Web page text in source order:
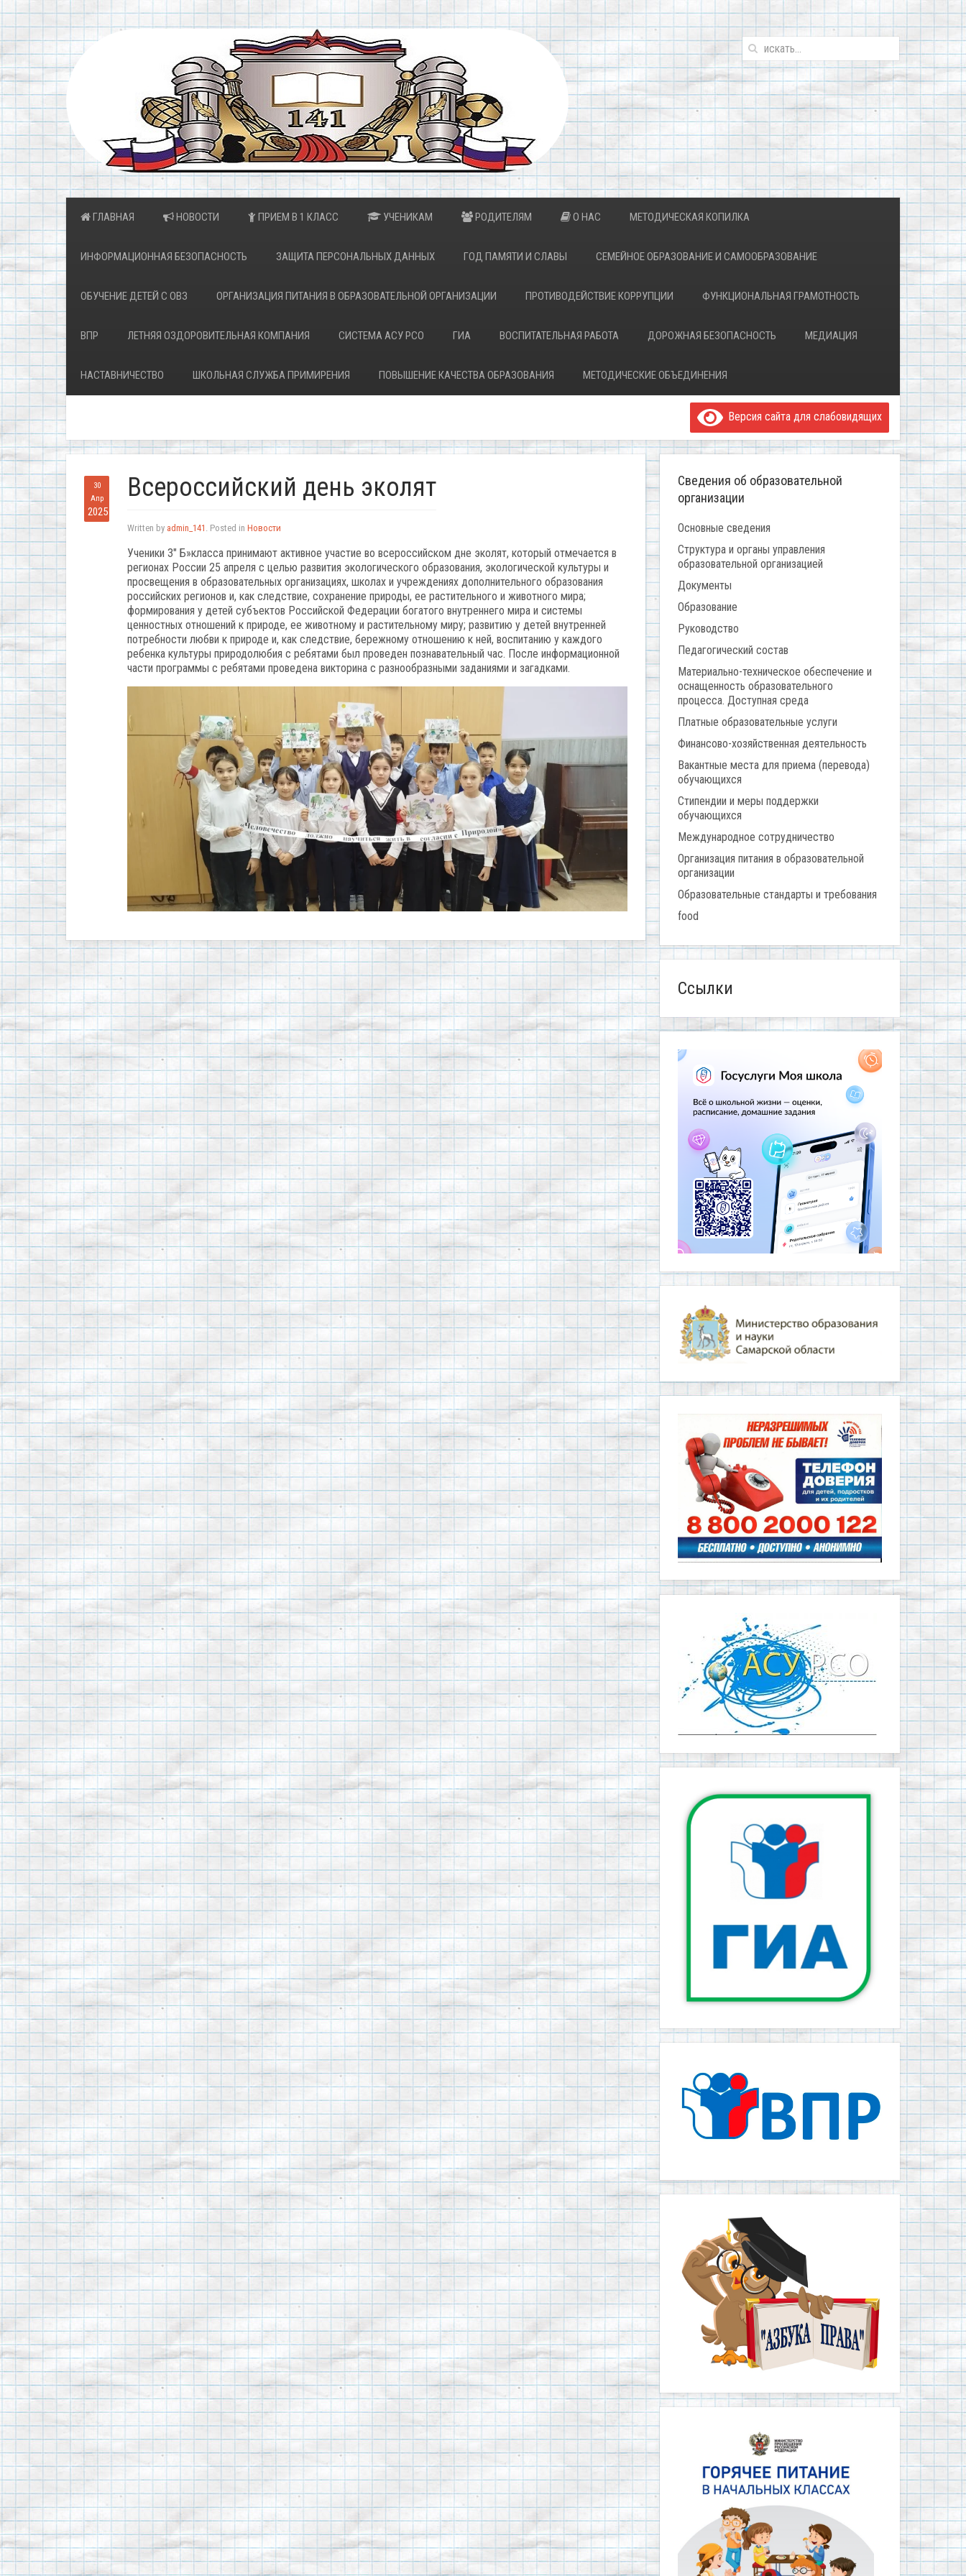
ГЛАВНАЯ НОВОСТИ ПРИЕМ В 1 КЛАСС УЧЕНИКАМ РОДИТЕЛЯМ О НАС МЕТОДИЧЕСКАЯ КОПИЛКА
ИНФОРМАЦИОННАЯ БЕЗОПАСНОСТЬ ЗАЩИТА ПЕРСОНАЛЬНЫХ ДАННЫХ ГОД ПАМЯТИ И СЛАВЫ СЕМЕЙНОЕ ОБРАЗОВАНИЕ И САМООБРАЗОВАНИЕ
ОБУЧЕНИЕ ДЕТЕЙ С ОВЗ ОРГАНИЗАЦИЯ ПИТАНИЯ В ОБРАЗОВАТЕЛЬНОЙ ОРГАНИЗАЦИИ ПРОТИВОДЕЙСТВИЕ КОРРУПЦИИ ФУНКЦИОНАЛЬНАЯ ГРАМОТНОСТЬ
ВПР ЛЕТНЯЯ ОЗДОРОВИТЕЛЬНАЯ КОМПАНИЯ СИСТЕМА АСУ РСО ГИА ВОСПИТАТЕЛЬНАЯ РАБОТА ДОРОЖНАЯ БЕЗОПАСНОСТЬ МЕДИАЦИЯ
НАСТАВНИЧЕСТВО ШКОЛЬНАЯ СЛУЖБА ПРИМИРЕНИЯ ПОВЫШЕНИЕ КАЧЕСТВА ОБРАЗОВАНИЯ МЕТОДИЧЕСКИЕ ОБЪЕДИНЕНИЯ
Версия сайта для слабовидящих
30
Апр
2025
Всероссийский день эколят
Written by admin_141 . Posted in Новости
Ученики 3″ Б»класса принимают активное участие во всероссийском дне эколят, который отмечается в
регионах России 25 апреля с целью развития экологического образования, экологической культуры и
просвещения в образовательных организациях, школах и учреждениях дополнительного образования
российских регионов и, как следствие, сохранение природы, ее растительного и животного мира;
формирования у детей субъектов Российской Федерации богатого внутреннего мира и системы
ценностных отношений к природе, ее животному и растительному миру; развитию у детей внутренней
потребности любви к природе и, как следствие, бережному отношению к ней, воспитанию у каждого
ребенка культуры природолюбия с ребятами был проведен познавательный час. После информационной
части программы с ребятами проведена викторина с разнообразными заданиями и загадками.
Сведения об образовательной
организации
Основные сведения
Структура и органы управления
образовательной организацией
Документы
Образование
Руководство
Педагогический состав
Материально-техническое обеспечение и
оснащенность образовательного
процесса. Доступная среда
Платные образовательные услуги
Финансово-хозяйственная деятельность
Вакантные места для приема (перевода)
обучающихся
Стипендии и меры поддержки
обучающихся
Международное сотрудничество
Организация питания в образовательной
организации
Образовательные стандарты и требования
food
Ссылки